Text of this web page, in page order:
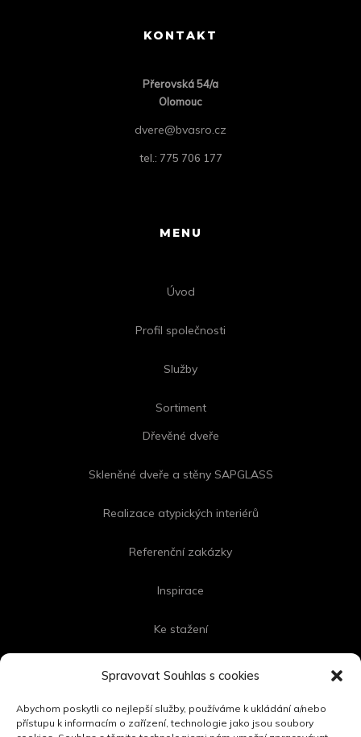
Spravovat Souhlas s cookies
Abychom poskytli co nejlepší služby, používáme k ukládání a/nebo
přístupu k informacím o zařízení, technologie jako jsou soubory
KONTAKT
Přerovská 54/a
Olomouc
dvere@bvasro.cz
tel.: 775 706 177
MENU
Úvod
Profil společnosti
Služby
Sortiment
Dřevěné dveře
Skleněné dveře a stěny SAPGLASS
Realizace atypických interiérů
Referenční zakázky
Inspirace
Ke stažení
Kontakt